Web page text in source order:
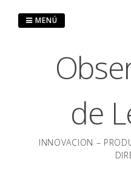
de
INNOVACION –
MENÚ